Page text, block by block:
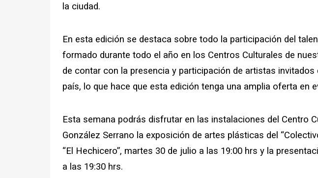
la ciudad.
En esta edición se destaca sobre todo la participación del
formado durante todo el año en los Centros Culturales de
de contar con la presencia y participación de artistas invitados
país, lo que hace que esta edición tenga una amplia oferta en
Esta semana podrás disfrutar en las instalaciones del Centro
González Serrano la exposición de artes plásticas del
“El Hechicero”, martes 30 de julio a las 19:00 hrs y la
a las 19:30 hrs.